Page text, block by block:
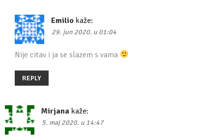
Emilio kaže:
29. jun 2020. u 01:04
Nije citav i ja se slazem s vama
REPLY
Mirjana kaže:
5. maj 2020. u 14:47